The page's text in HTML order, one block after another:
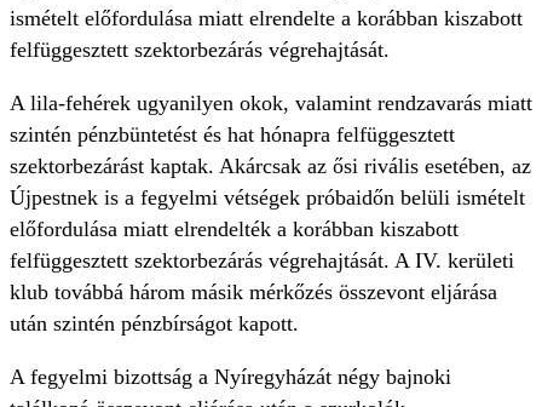
ismételt előfordulása miatt elrendelte a korábban kiszabott
felfüggesztett szektorbezárás végrehajtását.
A lila-fehérek ugyanilyen okok, valamint rendzavarás miatt
szintén pénzbüntetést és hat hónapra felfüggesztett
szektorbezárást kaptak. Akárcsak az ősi rivális esetében, az
Újpestnek is a fegyelmi vétségek próbaidőn belüli ismételt
előfordulása miatt elrendelték a korábban kiszabott
felfüggesztett szektorbezárás végrehajtását. A IV. kerületi
klub továbbá három másik mérkőzés összevont eljárása
után szintén pénzbírságot kapott.
A fegyelmi bizottság a Nyíregyházát négy bajnoki